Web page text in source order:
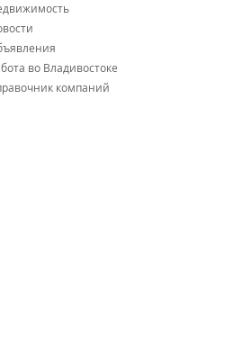
во Владивостоке
компаний